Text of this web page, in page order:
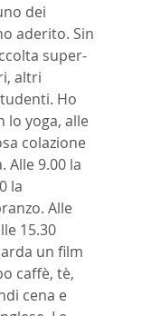
dei
aderito. Sin
super-
altri
Ho
lo yoga, alle
colazione
Alle 9.00 la
la
Alle
15.30
un film
caffè, tè,
cena e